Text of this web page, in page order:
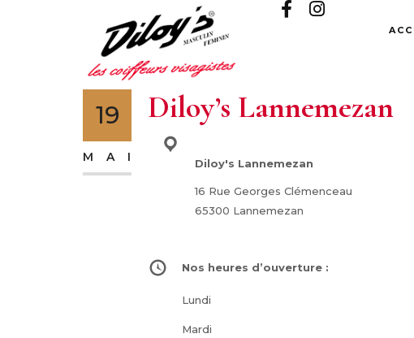
19
MAI
Diloy’s Lannemezan
Diloy's Lannemezan
16 Rue Georges Clémenceau
65300 Lannemezan
Nos heures d’ouverture :
Lundi
Mardi